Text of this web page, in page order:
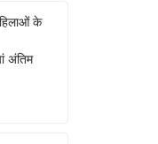
के
अंतिम